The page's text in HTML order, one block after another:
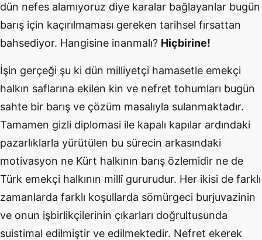
dün nefes alamıyoruz diye karalar bağlayanlar bugün
barış için kaçırılmaması gereken tarihsel fırsattan
bahsediyor. Hangisine inanmalı? Hiçbirine!
İşin gerçeği şu ki dün milliyetçi hamasetle emekçi
halkın saflarına ekilen kin ve nefret tohumları bugün
sahte bir barış ve çözüm masalıyla sulanmaktadır.
Tamamen gizli diplomasi ile kapalı kapılar ardındaki
pazarlıklarla yürütülen bu sürecin arkasındaki
motivasyon ne Kürt halkının barış özlemidir ne de
Türk emekçi halkının millî gururudur. Her ikisi de farklı
zamanlarda farklı koşullarda sömürgeci burjuvazinin
ve onun işbirlikçilerinin çıkarları doğrultusunda
suistimal edilmiştir ve edilmektedir. Nefret ekerek